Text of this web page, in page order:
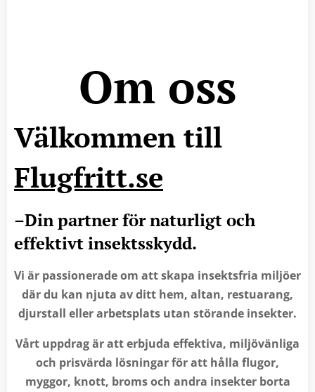
Om oss
Välkommen till
Flugfritt.se
–Din partner för naturligt och
effektivt insektsskydd.
Vi är passionerade om att skapa insektsfria miljöer
där du kan njuta av ditt hem, altan, restuarang,
djurstall eller arbetsplats utan störande insekter.
Vårt uppdrag är att erbjuda effektiva, miljövänliga
och prisvärda lösningar för att hålla flugor,
myggor, knott, broms och andra insekter borta